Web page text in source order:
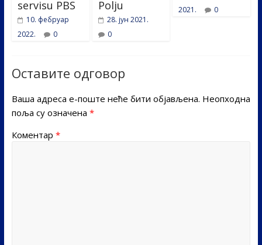
servisu PBS
10. фебруар
2022.
0
Polju
28. јун 2021.
0
2021.
0
Оставите одговор
Ваша адреса е-поште неће бити објављена. Неопходна
поља су означена *
Коментар *